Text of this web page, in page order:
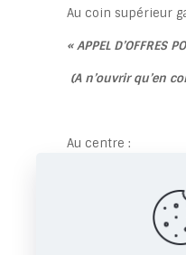
Au coin supérieur
«APPEL D’OFFRES
(A n’ouvrir qu’en
Au centre :
Monsieur le
Angle Boulevard
01 BP 2056 Abidjan